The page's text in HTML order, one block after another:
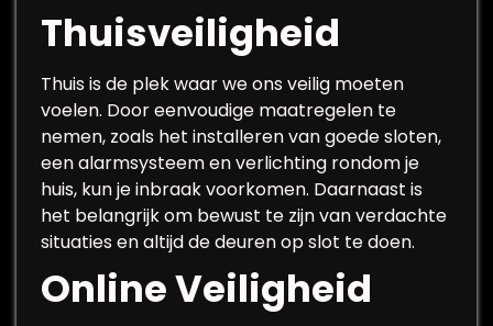
Thuisveiligheid
Thuis is de plek waar we ons veilig moeten
voelen. Door eenvoudige maatregelen te
nemen, zoals het installeren van goede sloten,
een alarmsysteem en verlichting rondom je
huis, kun je inbraak voorkomen. Daarnaast is
het belangrijk om bewust te zijn van verdachte
situaties en altijd de deuren op slot te doen.
Online Veiligheid